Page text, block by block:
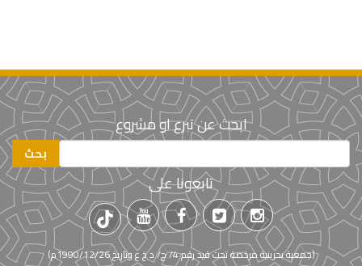
ابحث عن تبرع او مشروع
تابعونا على
(جمعية بحرينية مرخصة تحت قيد رقم 4/ ج/ د خ ع وتاريخ 1990/12/26م)